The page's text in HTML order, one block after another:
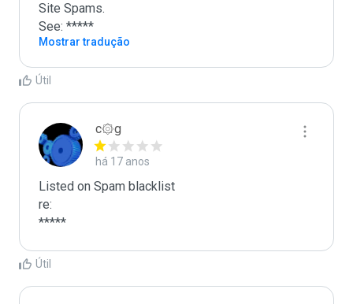
Site Spams.
See: *****
Mostrar tradução
Útil
c۞g
há 17 anos
Listed on Spam blacklist
re:
*****
Útil